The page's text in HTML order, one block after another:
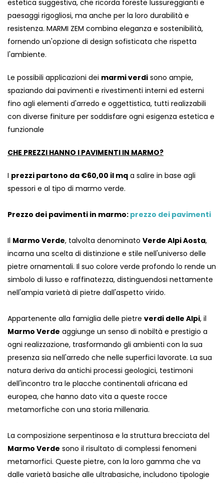
estetica suggestiva, che ricorda foreste lussureggianti e
paesaggi rigogliosi, ma anche per la loro durabilità e
resistenza. MARMI ZEM combina eleganza e sostenibilità,
fornendo un'opzione di design sofisticata che rispetta
l'ambiente.
Le possibili applicazioni dei marmi verdi sono ampie,
spaziando dai pavimenti e rivestimenti interni ed esterni
fino agli elementi d'arredo e oggettistica, tutti realizzabili
con diverse finiture per soddisfare ogni esigenza estetica e
funzionale
CHE PREZZI HANNO I PAVIMENTI IN MARMO?
I prezzi partono da €60,00 il mq a salire in base agli
spessori e al tipo di marmo verde.
Prezzo dei pavimenti in marmo: prezzo dei pavimenti
Il Marmo Verde, talvolta denominato Verde Alpi Aosta,
incarna una scelta di distinzione e stile nell'universo delle
pietre ornamentali. Il suo colore verde profondo lo rende un
simbolo di lusso e raffinatezza, distinguendosi nettamente
nell'ampia varietà di pietre dall'aspetto virido.
Appartenente alla famiglia delle pietre verdi delle Alpi, il
Marmo Verde aggiunge un senso di nobiltà e prestigio a
ogni realizzazione, trasformando gli ambienti con la sua
presenza sia nell'arredo che nelle superfici lavorate. La sua
natura deriva da antichi processi geologici, testimoni
dell'incontro tra le placche continentali africana ed
europea, che hanno dato vita a queste rocce
metamorfiche con una storia millenaria.
La composizione serpentinosa e la struttura brecciata del
Marmo Verde sono il risultato di complessi fenomeni
metamorfici. Queste pietre, con la loro gamma che va
dalle varietà basiche alle ultrabasiche, includono tipologie